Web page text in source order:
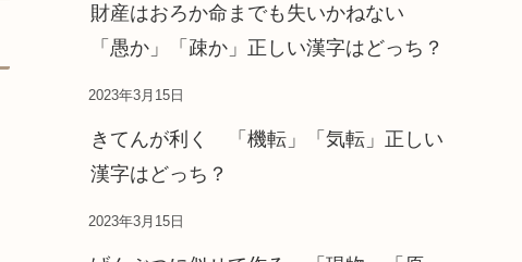
財産はおろか命までも失いかねない
「愚か」「疎か」正しい漢字はどっち？
2023年3月15日
きてんが利く 「機転」「気転」正しい
漢字はどっち？
2023年3月15日